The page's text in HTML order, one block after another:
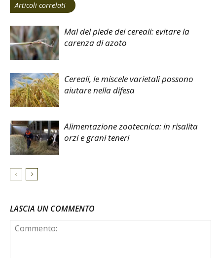
Articoli correlati
Mal del piede dei cereali: evitare la
carenza di azoto
Cereali, le miscele varietali possono
aiutare nella difesa
Alimentazione zootecnica: in risalita
orzi e grani teneri
LASCIA UN COMMENTO